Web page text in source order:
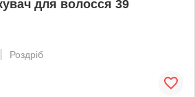
для волосся 39
Роздріб